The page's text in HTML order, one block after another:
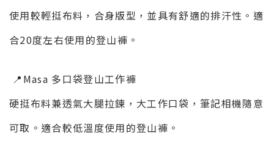
使用較輕挺布料，合身版型，並具有舒適的排汗性。適
合20度左右使用的登山褲。
📍Masa 多口袋登山工作褲
硬挺布料兼透氣大腿拉鍊，大工作口袋，筆記相機隨意
可取。適合較低溫度使用的登山褲。